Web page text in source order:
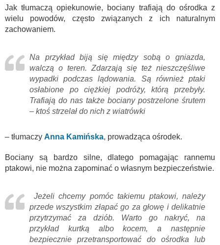
Jak tłumaczą opiekunowie, bociany trafiają do ośrodka z
wielu powodów, często związanych z ich naturalnym
zachowaniem.
Na przykład biją się między sobą o gniazda,
walczą o teren. Zdarzają się też nieszczęśliwe
wypadki podczas lądowania. Są również ptaki
osłabione po ciężkiej podróży, którą przebyły.
Trafiają do nas także bociany postrzelone śrutem
– ktoś strzelał do nich z wiatrówki
– tłumaczy Anna Kamińska, prowadząca ośrodek.
Bociany są bardzo silne, dlatego pomagając rannemu
ptakowi, nie można zapominać o własnym bezpieczeństwie.
Jeżeli chcemy pomóc takiemu ptakowi, należy
przede wszystkim złapać go za głowę i delikatnie
przytrzymać za dziób. Warto go nakryć, na
przykład kurtką albo kocem, a następnie
bezpiecznie przetransportować do ośrodka lub